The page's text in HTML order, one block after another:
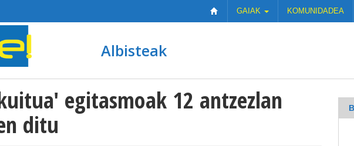
GAIAK KOMUNIDADEA
Albisteak
egitasmoak 12 antzezlan
ditu